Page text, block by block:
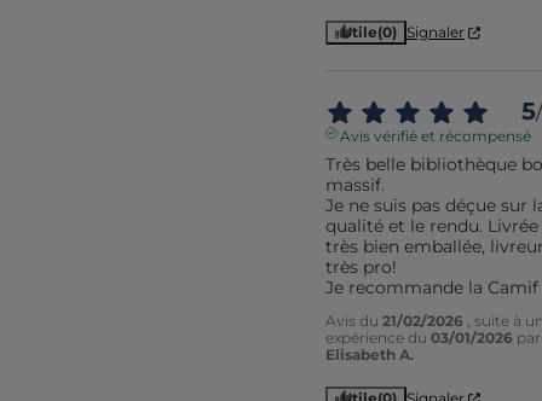
Utile(0) Signaler
5/
Avis vérifié et récompensé
Très belle bibliothèque
massif.
Je ne suis pas déçue sur
qualité et le rendu. Livrée
très bien emballée,
très pro!
Je recommande la Camif
Avis du 21/02/2026 , suite à
expérience du 03/01/2026 par
Elisabeth A.